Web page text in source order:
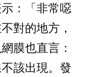
：「非常噁
對的地方，
膜也直言：
該出現。發